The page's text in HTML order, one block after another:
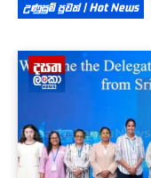
උණුසුම් පුවත් | Hot News